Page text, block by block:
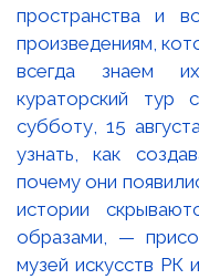
пространства и
произведениям,
всегда знаем
кураторский тур
субботу, 15
узнать, как
почему они
истории
образами, —
музей искусств РК